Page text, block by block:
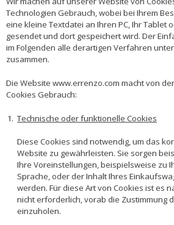
Technologien Gebrauch, wobei bei Ihrem
eine kleine Textdatei an Ihren PC, Ihr Tablet
gesendet und dort gespeichert wird. Der
im Folgenden alle derartigen Verfahren
zusammen.
Die Website www.errenzo.com macht von
Cookies Gebrauch:
Technische oder funktionelle Cookies
Diese Cookies sind notwendig, um das
Website zu gewährleisten. Sie sorgen
Ihre Voreinstellungen, beispielsweise zu
Sprache, oder der Inhalt Ihres
werden. Für diese Art von Cookies ist es
nicht erforderlich, vorab die Zustimmung
einzuholen.